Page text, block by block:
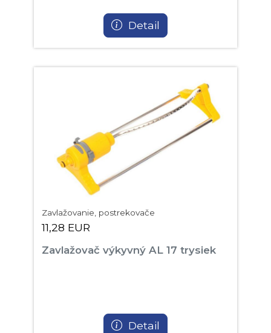
Detail
Zavlažovanie, postrekovače
11,28 EUR
Zavlažovač výkyvný AL 17 trysiek
Detail